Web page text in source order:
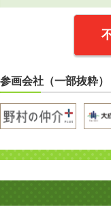
参画会社（一部抜粋）